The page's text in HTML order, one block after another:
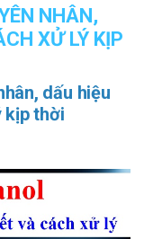
NHÂN,
XỬ LÝ KỊP
dấu hiệu
kịp thời